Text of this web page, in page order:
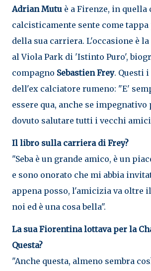
Adrian Mutu è a Firenze, in quella
calcisticamente sente come
della sua carriera. L'occasione è
al Viola Park di 'Istinto Puro',
compagno Sebastien Frey. Questi
dell'ex calciatore rumeno: "E'
essere qua, anche se impegnativo
dovuto salutare tutti i vecchi
Il libro sulla carriera di Frey?
"Seba è un grande amico, è un
e sono onorato che mi abbia
appena posso, l'amicizia va oltre
noi ed è una cosa bella".
La sua Fiorentina lottava per la
Questa?
"Anche questa, almeno sembra